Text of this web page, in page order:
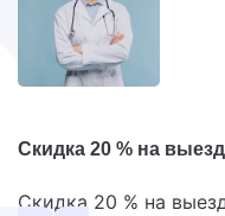
Скидка 20 % на
Скидка 20 % на